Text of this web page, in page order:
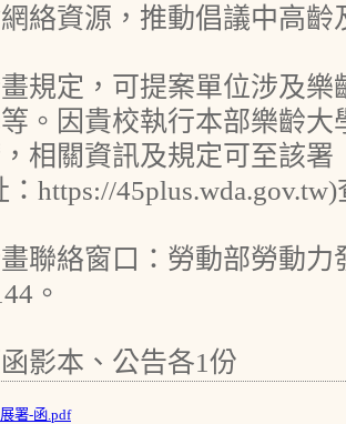
絡資源，推動倡議中高齡
規定，可提案單位涉及
。因貴校執行本部樂齡
相關資訊及規定可至該署
https://
聯絡窗口：勞動部勞動力
。
影本、公告各1份
署-函.pdf